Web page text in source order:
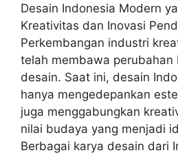
Desain Indonesia Modern
Kreativitas dan Inovasi
Perkembangan industri
telah membawa perubahan
desain. Saat ini, desain
hanya mengedepankan
juga menggabungkan
nilai budaya yang menjadi
Berbagai karya desain dari